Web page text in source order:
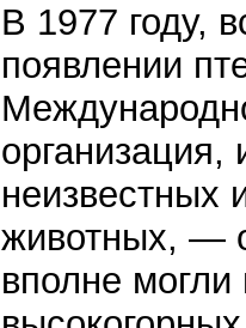
В 1977 году,
появлении
животных, —
вполне